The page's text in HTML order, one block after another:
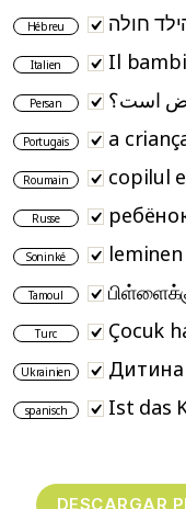
Hébreu
Italien Il
Persan است؟
Portugais a
Roumain copilul
Russe
Soninké leminen
Tamoul
Turc Çocuk
Ukrainien Дитина
spanisch Ist das